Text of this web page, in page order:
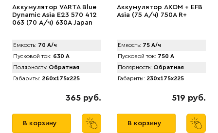
Аккумулятор VARTA Blue
Dynamic Asia E23 570 412
063 (70 А/ч) 630А Japan
Емкость: 70 А/ч
Пусковой ток: 630 А
Полярность: Обратная
Габариты: 260x175x225
365 руб.
В корзину
Аккумулятор АКОМ + EFB
Asia (75 А/ч) 750А R+
Емкость: 75 А/ч
Пусковой ток: 750 А
Полярность: Обратная
Габариты: 230x175x225
519 руб.
В корзину